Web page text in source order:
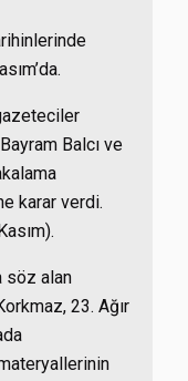
Balcı ve
karar verdi.
söz alan
23. Ağır